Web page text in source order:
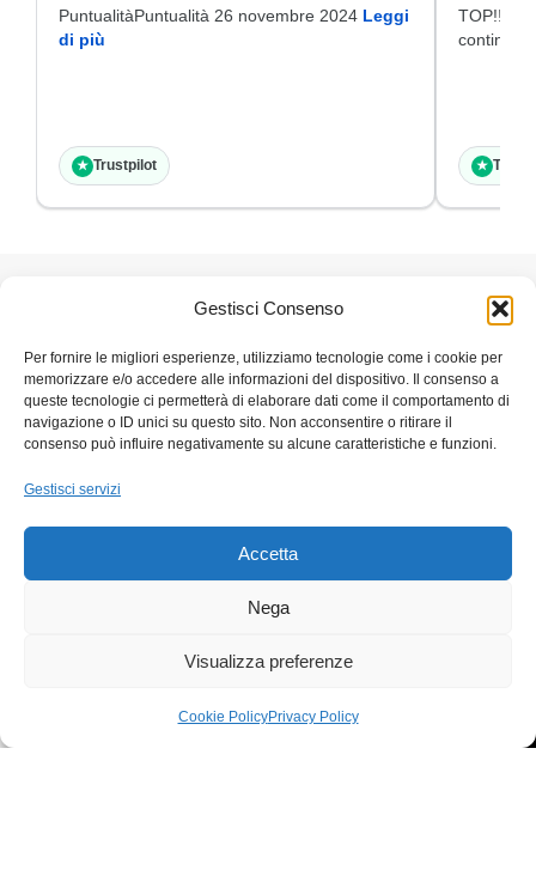
Gestisci Consenso
Per fornire le migliori esperienze, utilizziamo tecnologie come i cookie per
memorizzare e/o accedere alle informazioni del dispositivo. Il consenso a
queste tecnologie ci permetterà di elaborare dati come il comportamento di
navigazione o ID unici su questo sito. Non acconsentire o ritirare il
consenso può influire negativamente su alcune caratteristiche e funzioni.
Gestisci servizi
Accetta
Nega
Visualizza preferenze
Cookie PolicyPrivacy Policy
PuntualitàPuntualità 26 novembre 2024 Leggi
di più
★ Trustpilot ★
Gratis per Ordini
Superiori
a 500€
PAGAMENTI SICURI
sicurezza con Carte e
PayPal
CUSTOMER SERVICE
post acquisti
RESI e RIMBORSI
Customer Service: +39 331 647 7050